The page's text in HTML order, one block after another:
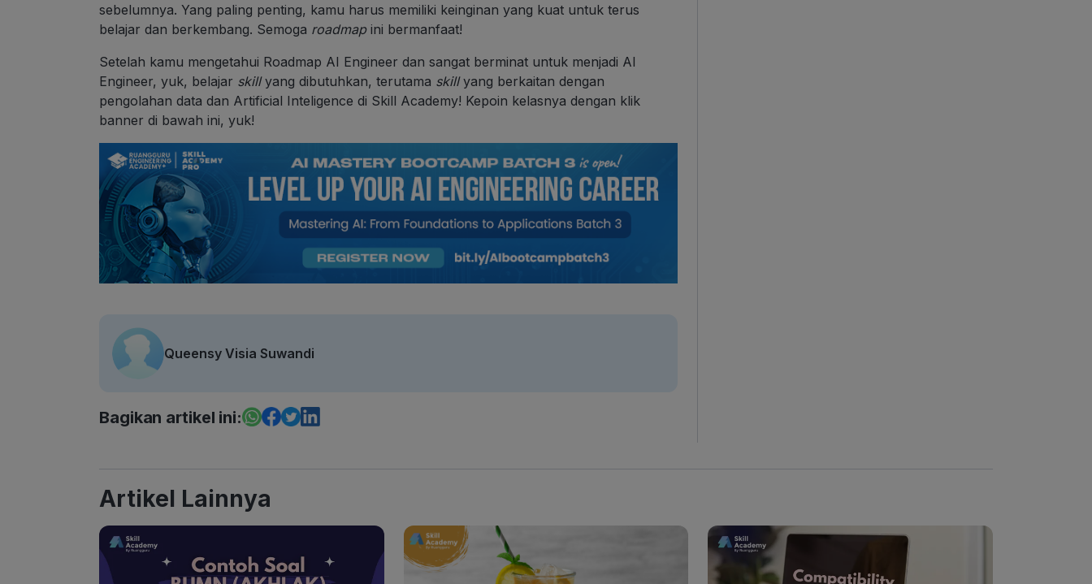
sebelumnya. Yang paling penting, kamu harus memiliki keinginan yang kuat untuk terus
belajar dan berkembang. Semoga roadmap ini bermanfaat!
Setelah kamu mengetahui Roadmap AI Engineer dan sangat berminat untuk menjadi AI
Engineer, yuk, belajar skillyang dibutuhkan, terutama skillyang berkaitan dengan
pengolahan data dan Artificial Inteligence di Skill Academy! Kepoin kelasnya dengan klik
banner di bawah ini, yuk!
Queensy Visia Suwandi
Bagikan artikel ini:
Artikel Lainnya